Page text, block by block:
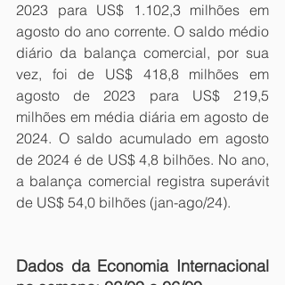
2023 para US$ 1.102,3 milhões em
agosto do ano corrente. O saldo médio
diário da balança comercial, por sua
vez, foi de US$ 418,8 milhões em
agosto de 2023 para US$ 219,5
milhões em média diária em agosto de
2024. O saldo acumulado em agosto
de 2024 é de US$ 4,8 bilhões. No ano,
a balança comercial registra superávit
de US$ 54,0 bilhões (jan-ago/24).
Dados da Economia Internacional